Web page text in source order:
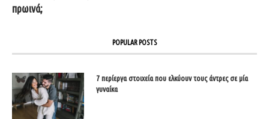
πρωινά;
POPULAR POSTS
7 περίεργα στοιχεία που ελκύουν τους άντρες σε μία
γυναίκα